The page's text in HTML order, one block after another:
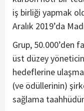
iş birliği yapmak
Aralık 2019’da
Grup, 50.000’den
üst düzey
hedeflerine
(ve ödüllerinin)
sağlama